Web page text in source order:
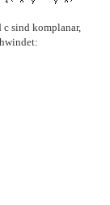
sind komplanar,